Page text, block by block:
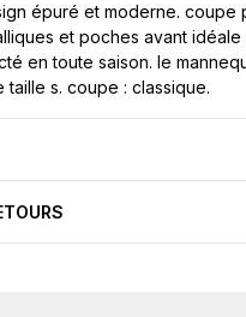
épuré et moderne. coupe
et poches avant
en toute saison. le
taille s. coupe : classique.